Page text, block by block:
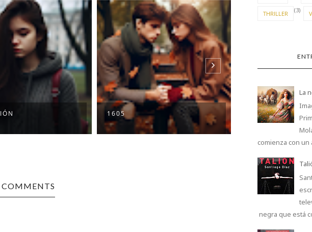
1605 HOY TENGO ONCE
COMMENTS
THRILLER (3)
La
comienza con un
negra que está